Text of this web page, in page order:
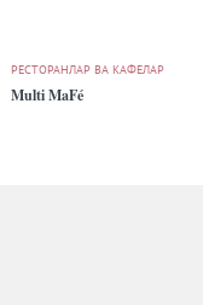
РЕСТОРАНЛАР ВА КАФЕЛАР
Multi MaFé